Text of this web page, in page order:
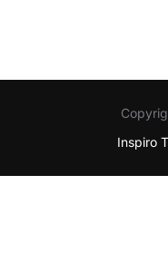
Inspiro